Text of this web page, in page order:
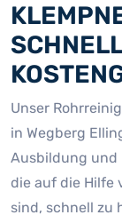
Unser
in Wegberg
Ausbildung und
die auf die Hilfe
sind, schnell zu